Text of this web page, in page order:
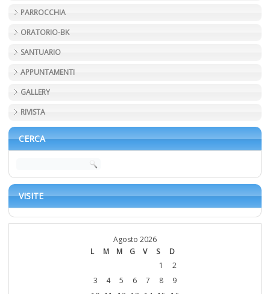
PARROCCHIA
ORATORIO-BK
SANTUARIO
APPUNTAMENTI
GALLERY
RIVISTA
CERCA
VISITE
Agosto 2026
L
M M G V S D
1
2
3
4 5 6 7 8
9